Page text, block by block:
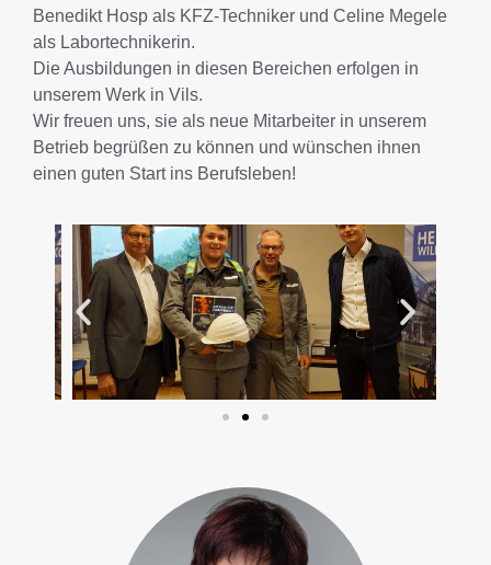
Benedikt Hosp als KFZ-Techniker und Celine Megele
als Labortechnikerin.
Die Ausbildungen in diesen Bereichen erfolgen in
unserem Werk in Vils.
Wir freuen uns, sie als neue Mitarbeiter in unserem
Betrieb begrüßen zu können und wünschen ihnen
einen guten Start ins Berufsleben!